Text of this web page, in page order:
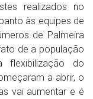
realizados no
às equipes de
de Palmeira
de a população
do
a abrir, o
vai aumentar e é